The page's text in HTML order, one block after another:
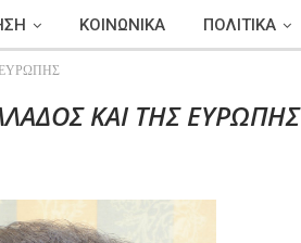
ΚΟΙΝΩΝΙΚΑ ΠΟΛΙΤΙΚΑ
ΚΑΙ ΤΗΣ ΕΥΡΩΠΗΣ